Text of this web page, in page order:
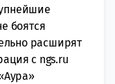
боятся
расширят
с ngs.ru